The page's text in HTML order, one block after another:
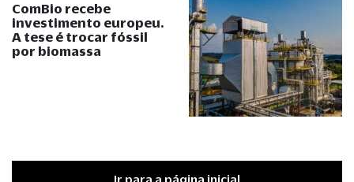
ComBio recebe
investimento europeu.
A tese é trocar fóssil
por biomassa